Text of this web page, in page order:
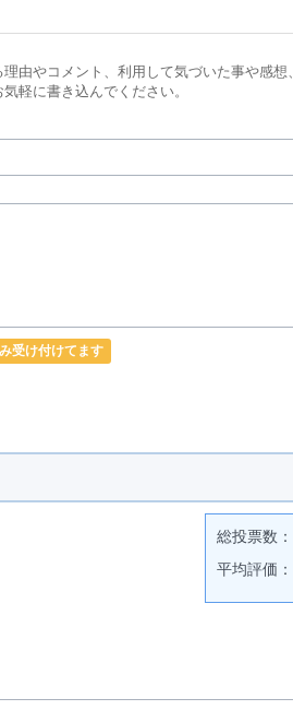
由やコメント、利用して気づいた事や感想
軽に書き込んでください。
受け付けてます
総投票数
平均評価